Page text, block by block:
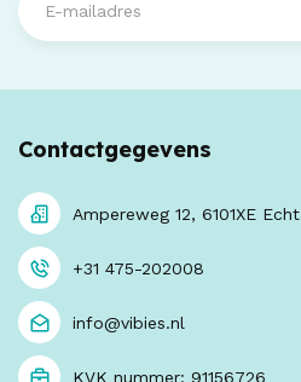
Contactgegevens
Ampereweg 12, 6101XE Echt
+31 475-202008
info@vibies.nl
KVK nummer: 91156726